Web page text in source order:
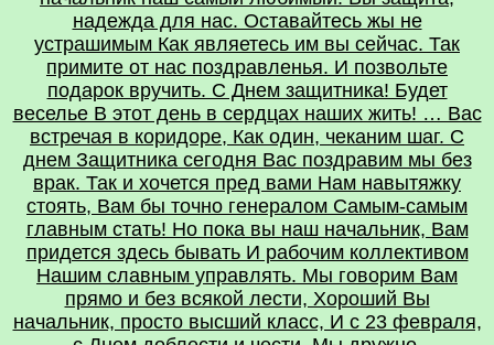
надежда для нас. Оставайтесь жы не
устрашимым Как являетесь им вы сейчас. Так
примите от нас поздравленья. И позвольте
подарок вручить. С Днем защитника! Будет
веселье В этот день в сердцах наших жить! … Вас
встречая в коридоре, Как один, чеканим шаг. С
днем Защитника сегодня Вас поздравим мы без
врак. Так и хочется пред вами Нам навытяжку
стоять, Вам бы точно генералом Самым-самым
главным стать! Но пока вы наш начальник, Вам
придется здесь бывать И рабочим коллективом
Нашим славным управлять. Мы говорим Вам
прямо и без всякой лести, Хороший Вы
начальник, просто высший класс, И с 23 февраля,